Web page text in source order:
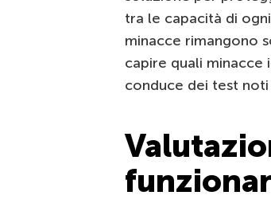
tra le capacità di
minacce rimangono
capire quali
conduce dei test